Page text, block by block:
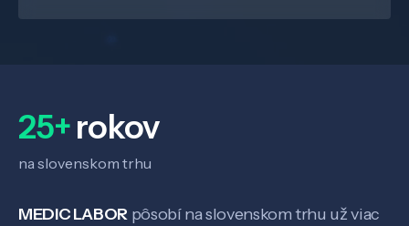
25+rokov
na slovenskom trhu
MEDIC LABOR pôsobí na slovenskom trhu už viac